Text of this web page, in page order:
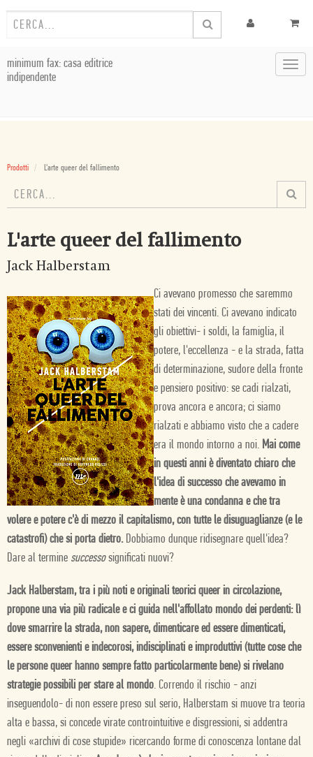
minimum fax: casa editrice
indipendente
Prodotti L'arte queer del fallimento
L'arte queer del fallimento
Jack Halberstam
Ci avevano promesso che saremmo
stati dei vincenti. Ci avevano indicato
gli obiettivi- i soldi, la famiglia, il
potere, l'eccellenza - e la strada, fatta
di determinazione, sudore della fronte
e pensiero positivo: se cadi rialzati,
prova ancora e ancora; ci siamo
rialzati e abbiamo visto che a cadere
era il mondo intorno a noi. Mai come
in questi anni è diventato chiaro che
l'idea di successo che avevamo in
mente è una condanna e che tra
volere e potere c'è di mezzo il capitalismo, con tutte le disuguaglianze (e le
catastrofi) che si porta dietro.Dobbiamo dunque ridisegnare quell'idea?
Dare al termine successosignificati nuovi?
Jack Halberstam, tra i più noti e originali teorici queer in circolazione,
propone una via più radicale e ci guida nell'affollato mondo dei perdenti: lì
dove smarrire la strada, non sapere, dimenticare ed essere dimenticati,
essere sconvenienti e indecorosi, indisciplinati e improduttivi (tutte cose che
le persone queer hanno sempre fatto particolarmente bene) si rivelano
strategie possibili per stare al mondo. Correndo il rischio - anzi
inseguendolo- di non essere preso sul serio, Halberstam si muove tra teoria
alta e bassa, si concede virate controintuitive e disgressioni, si addentra
negli «archivi di cose stupide» ricercando forme di conoscenza lontane dal